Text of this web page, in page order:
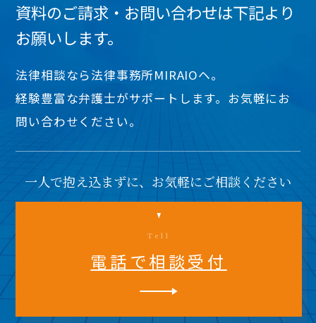
資料のご請求・お問い合わせは下記より
お願いします。
法律相談なら法律事務所MIRAIOヘ。
経験豊富な弁護士がサポートします。お気軽にお
問い合わせください。
一人で抱え込まずに、お気軽にご相談ください
Tell
電話で相談受付